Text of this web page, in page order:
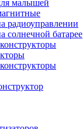
малышей
радиоуправлении
солнечной батарее